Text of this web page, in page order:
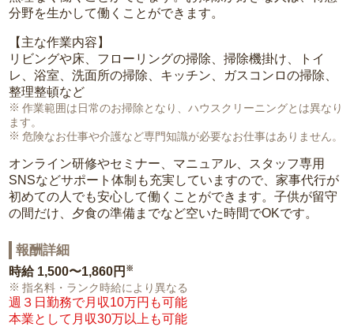
分野を生かして働くことができます。
【主な作業内容】
リビングや床、フローリングの掃除、掃除機掛け、トイ
レ、浴室、洗面所の掃除、キッチン、ガスコンロの掃除、
整理整頓など
作業範囲は日常のお掃除となり、ハウスクリーニングとは異なり
ます。
危険なお仕事や介護など専門知識が必要なお仕事はありません。
オンライン研修やセミナー、マニュアル、スタッフ専用
SNSなどサポート体制も充実していますので、家事代行が
初めての人でも安心して働くことができます。子供が留守
の間だけ、夕食の準備までなど空いた時間でOKです。
報酬詳細
時給 1,500〜1,860円 ※
指名料・ランク時給により異なる
週３日勤務で月収10万円も可能
本業として月収30万以上も可能